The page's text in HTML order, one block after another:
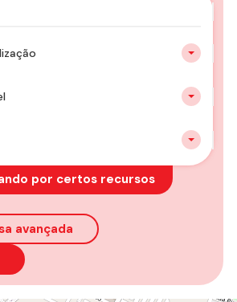
por certos recursos
avançada